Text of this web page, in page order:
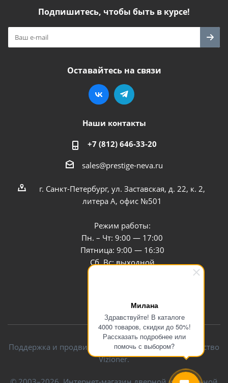
Милана
Здравствуйте! В каталоге
4000 товаров, скидки до 50%!
Рассказать подробнее или
помочь с выбором?
Подпишитесь, чтобы быть в курсе!
Оставайтесь на связи
Наши контакты
+7 (812) 646-33-20
sales@prestige-neva.ru
г. Санкт-Петербург, ул. Заставская, д. 22, к. 2,
литера А, офис №501
Режим работы:
Пн. – Чт: 9:00 — 17:00
Пятница: 9:00 — 16:30
Сб, Вс: выходной
Поддержка и продвижение сайта — интернет-агентство
Vizioner.